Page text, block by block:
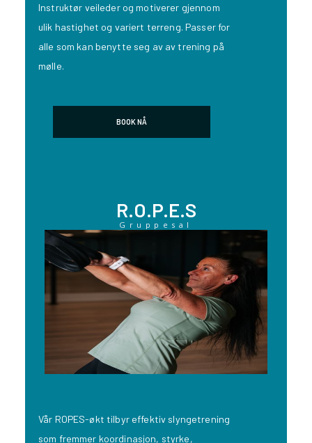
Instruktør veileder og motiverer gjennom
ulik hastighet og variert terreng. Passer for
alle som kan benytte seg av av trening på
mølle.
BOOK NÅ
R.O.P.E.S
Gruppesal
Vår ROPES-økt tilbyr effektiv slyngetrening
som fremmer koordinasjon, styrke,